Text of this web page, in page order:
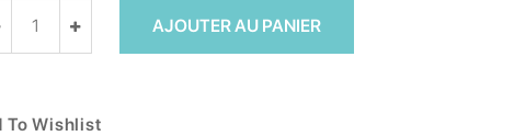
AJOUTER AU PANIER
To Wishlist